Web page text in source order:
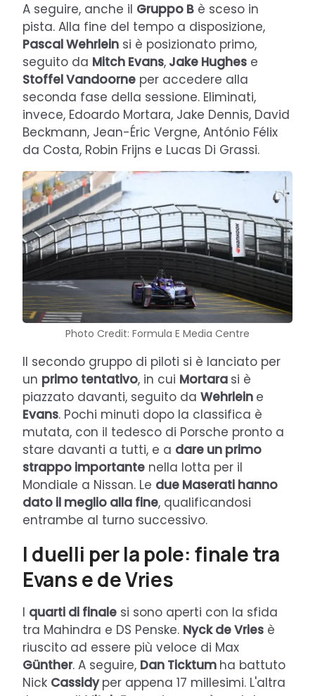
A seguire, anche il Gruppo B è sceso in
pista. Alla fine del tempo a disposizione,
Pascal Wehrlein si è posizionato primo,
seguito da Mitch Evans, Jake Hughes e
Stoffel Vandoorne per accedere alla
seconda fase della sessione. Eliminati,
invece, Edoardo Mortara, Jake Dennis, David
Beckmann, Jean-Éric Vergne, António Félix
da Costa, Robin Frijns e Lucas Di Grassi.
Photo Credit: Formula E Media Centre
Il secondo gruppo di piloti si è lanciato per
un primo tentativo, in cui Mortara si è
piazzato davanti, seguito da Wehrlein e
Evans. Pochi minuti dopo la classifica è
mutata, con il tedesco di Porsche pronto a
stare davanti a tutti, e a dare un primo
strappo importante nella lotta per il
Mondiale a Nissan. Le due Maserati hanno
dato il meglio alla fine, qualificandosi
entrambe al turno successivo.
I duelli per la pole: finale tra
Evans e de Vries
I quarti di finale si sono aperti con la sfida
tra Mahindra e DS Penske. Nyck de Vries è
riuscito ad essere più veloce di Max
Günther. A seguire, Dan Ticktum ha battuto
Nick Cassidyper appena 17 millesimi. L'altra